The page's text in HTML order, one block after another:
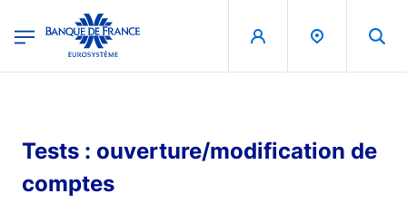
Banque de France - Menu Principal
Tests : ouverture/modification de
comptes